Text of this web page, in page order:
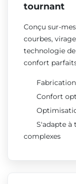
tournant
Conçu sur-
courbes,
technologie
confort
Confort
S'adapte à
complexes